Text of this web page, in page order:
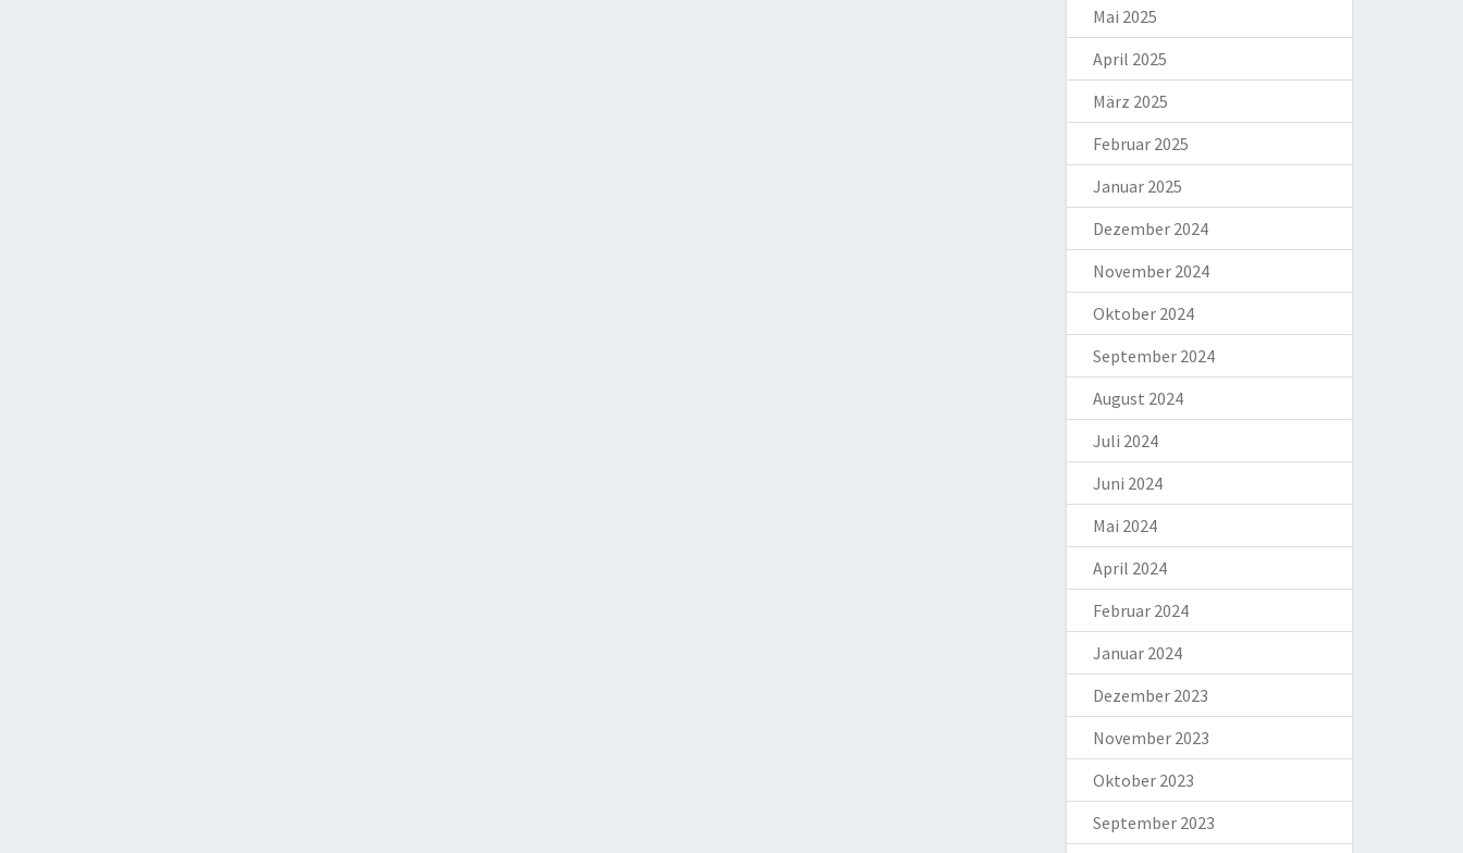
Mai 2025
April 2025
März 2025
Februar 2025
Januar 2025
Dezember 2024
November 2024
Oktober 2024
September 2024
August 2024
Juli 2024
Juni 2024
Mai 2024
April 2024
Februar 2024
Januar 2024
Dezember 2023
November 2023
Oktober 2023
September 2023